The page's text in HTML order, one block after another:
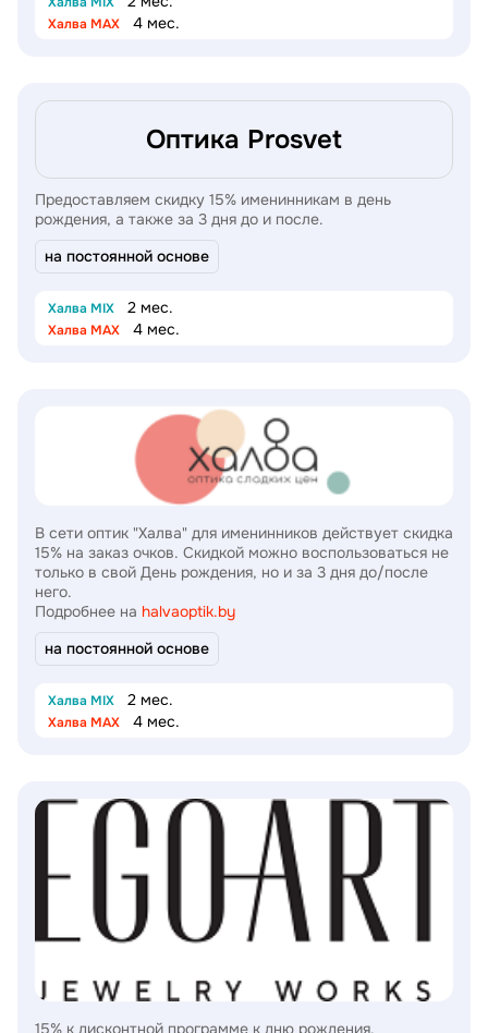
Халва MAX 4 мес.
Оптика Prosvet
Предоставляем скидку 15% именинникам в день
рождения, а также за 3 дня до и после.
на постоянной основе
Халва MIX 2 мес.
Халва MAX 4 мес.
В сети оптик "Халва" для именинников действует скидка
15% на заказ очков. Скидкой можно воспользоваться не
только в свой День рождения, но и за 3 дня до/после
него.
Подробнее на halvaoptik.by
на постоянной основе
Халва MIX 2 мес.
Халва MAX 4 мес.
15% к дисконтной программе к дню рождения.